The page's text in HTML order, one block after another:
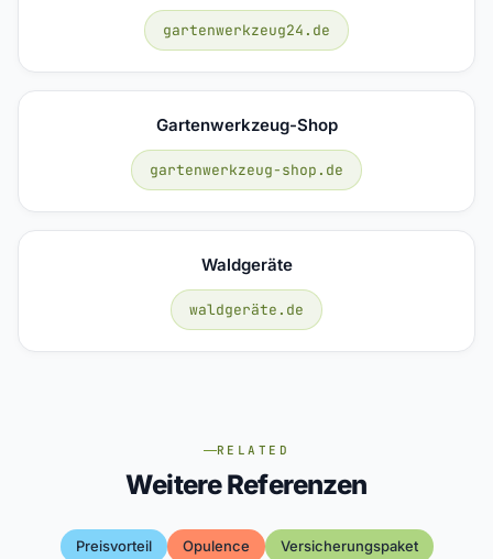
gartenwerkzeug24.de
Gartenwerkzeug-Shop
gartenwerkzeug-shop.de
Waldgeräte
waldgeräte.de
RELATED
Weitere Referenzen
Preisvorteil Opulence Versicherungspaket